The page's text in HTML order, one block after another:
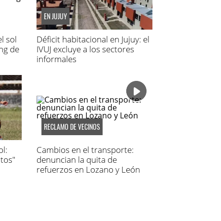
sol
de
EN JUJUY
Déficit habitacional en Jujuy: el
IVUJ excluye a los sectores
informales
RECLAMO DE VECINOS
Cambios en el transporte:
denuncian la quita de
refuerzos en Lozano y León